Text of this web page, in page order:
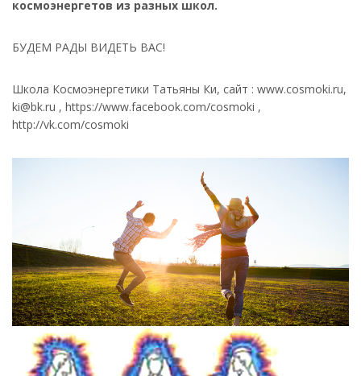
космоэнергетов из разных школ.
БУДЕМ РАДЫ ВИДЕТЬ ВАС!
Школа Космоэнергетики Татьяны Ки, сайт : www.cosmoki.ru,
ki@bk.ru , https://www.facebook.com/cosmoki ,
http://vk.com/cosmoki